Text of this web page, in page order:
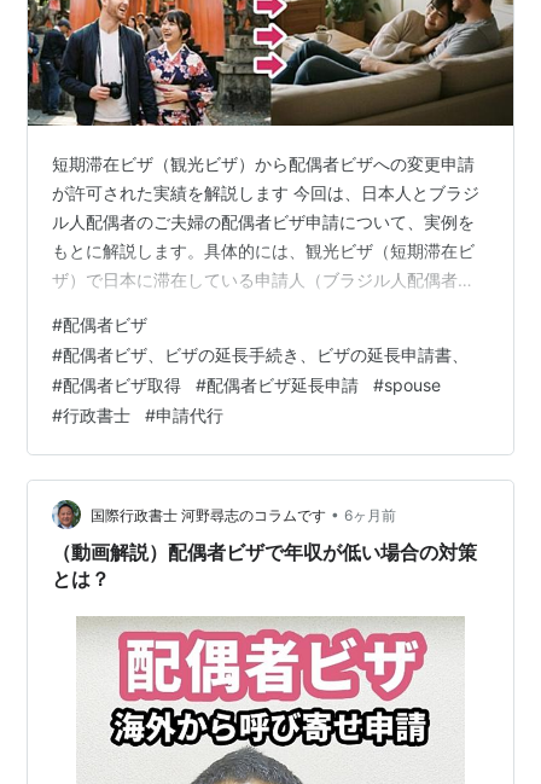
短期滞在ビザ（観光ビザ）から配偶者ビザへの変更申請
が許可された実績を解説します 今回は、日本人とブラジ
ル人配偶者のご夫婦の配偶者ビザ申請について、実例を
もとに解説します。具体的には、観光ビザ（短期滞在ビ
ザ）で日本に滞在している申請人（ブラジル人配偶者さ
いう流れです。結果としては、2025/12/11に配偶者ビザ
の認定申請を行い、2026/1/23に認定申請が許可（認定
証明書が交付）され、1/26に変更申請が許可され、無事
に在留カードを取得できました。今回の配偶者ビザ申請
の審査が短期間で終わったこと、3年許可がもらえたこと
は、ご夫婦が誠実に書類を…
#配偶者ビザ
#配偶者ビザ、ビザの延長手続き、ビザの延長申請書、
#配偶者ビザ取得 #配偶者ビザ延長申請 #spouse
#行政書士 #申請代行
国際行政書士 河野尋志のコラムです • 6ヶ月前
（動画解説）配偶者ビザで年収が低い場合の対策
とは？